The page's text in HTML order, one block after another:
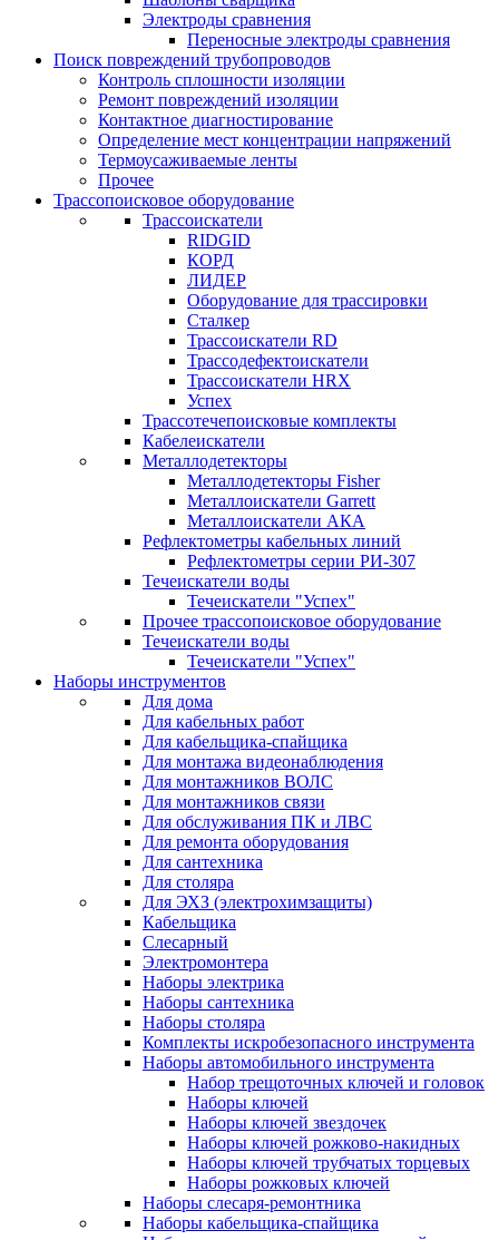
Электроды сравнения
Переносные электроды сравнения
Поиск повреждений трубопроводов
Контроль сплошности изоляции
Ремонт повреждений изоляции
Контактное диагностирование
Определение мест концентрации напряжений
Термоусаживаемые ленты
Прочее
Трассопоисковое оборудование
Трассоискатели
RIDGID
КОРД
ЛИДЕР
Оборудование для трассировки
Сталкер
Трасcоискатели RD
Трассодефектоискатели
Трассоискатели HRX
Успех
Трассотечепоисковые комплекты
Кабелеискатели
Металлодетекторы
Металлодетекторы Fisher
Металлоискатели Garrett
Металлоискатели АКА
Рефлектометры кабельных линий
Рефлектометры серии РИ-307
Течеискатели воды
Течеискатели "Успех"
Прочее трассопоисковое оборудование
Течеискатели воды
Течеискатели "Успех"
Наборы инструментов
Для дома
Для кабельных работ
Для кабельщика-спайщика
Для монтажа видеонаблюдения
Для монтажников ВОЛС
Для монтажников связи
Для обслуживания ПК и ЛВС
Для ремонта оборудования
Для сантехника
Для столяра
Для ЭХЗ (электрохимзащиты)
Кабельщика
Слесарный
Электромонтера
Наборы электрика
Наборы сантехника
Наборы столяра
Комплекты искробезопасного инструмента
Наборы автомобильного инструмента
Набор трещоточных ключей и головок
Наборы ключей
Наборы ключей звездочек
Наборы ключей рожково-накидных
Наборы ключей трубчатых торцевых
Наборы рожковых ключей
Наборы слесаря-ремонтника
Наборы кабельщика-спайщика